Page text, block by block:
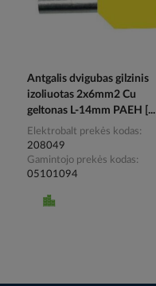
Antgalis dvigubas gilzinis
izoliuotas 2x6mm2 Cu
geltonas L-14mm PAEH [...
Elektrobalt prekės kodas
208049
Gamintojo prekės kodas
05101094